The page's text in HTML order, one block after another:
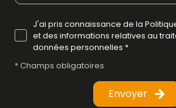
J'ai pris connaissance de la
et des informations relatives au
données personnelles *
* Champs obligatoires
Envoyer